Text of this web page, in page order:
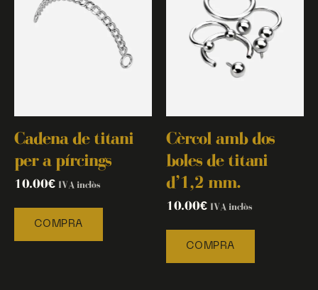
Cadena de titani
per a pírcings
10.00€ IVA inclòs
COMPRA
Cèrcol amb dos
boles de titani
d’1,2 mm.
10.00€ IVA inclòs
COMPRA